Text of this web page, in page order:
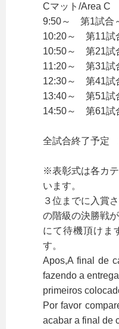
Cマット/Area C
9:50～ 第1試合
10:20～ 第11試
10:50～ 第21試
11:20～ 第31試
12:30～ 第41試
13:40～ 第51試
14:50～ 第61試
全試合終了予定
※表彰式は各カ
います。
３位までに入賞
の階級の決勝戦
にて待機頂けま
す。
Apos,A final de
fazendo a
primeiros
Por favor
acabar a final de